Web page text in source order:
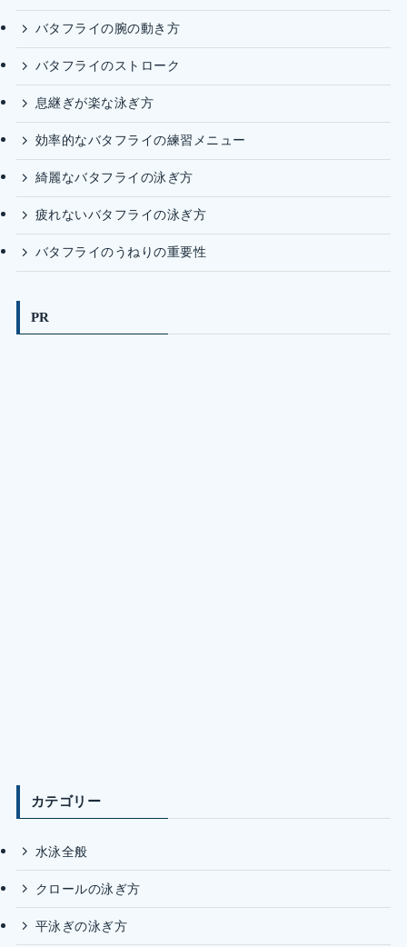
バタフライの腕の動き方
バタフライのストローク
息継ぎが楽な泳ぎ方
効率的なバタフライの練習メニュー
綺麗なバタフライの泳ぎ方
疲れないバタフライの泳ぎ方
バタフライのうねりの重要性
PR
カテゴリー
水泳全般
クロールの泳ぎ方
平泳ぎの泳ぎ方